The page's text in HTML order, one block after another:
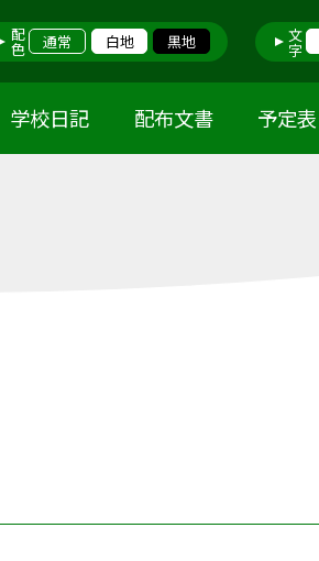
配色 通常 白地 黒地 文字
学校日記 配布文書 予定表